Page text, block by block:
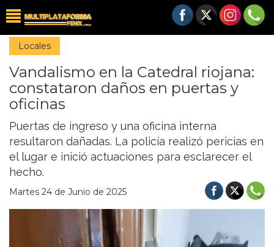
Locales
Vandalismo en la Catedral riojana:
constataron daños en puertas y
oficinas
Puertas de ingreso y una oficina interna
resultaron dañadas. La policía realizó pericias en
el lugar e inició actuaciones para esclarecer el
hecho.
Martes 24 de Junio de 2025